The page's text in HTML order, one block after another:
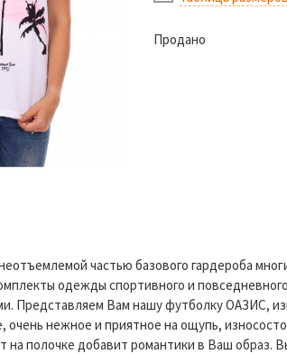
Продано
частью базового гардероба
одежды спортивного и
Представляем Вам нашу футболку ОАЗИС,
очень нежное и приятное на ощупь,
полочке добавит романтики в Ваш образ.